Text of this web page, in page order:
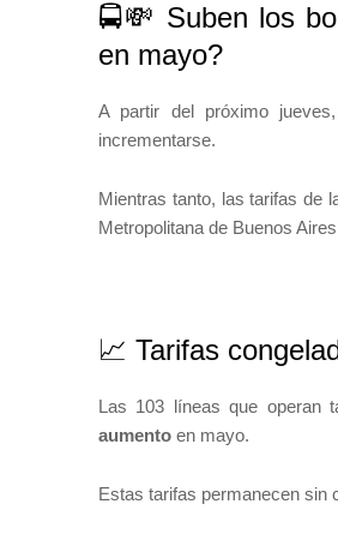
🚍💸 Suben los
en mayo?
A partir del próximo
incrementarse.
Mientras tanto, las tarifas de
Metropolitana de Buenos
📈 Tarifas
Las 103 líneas que operan
aumento en mayo.
Estas tarifas permanecen sin